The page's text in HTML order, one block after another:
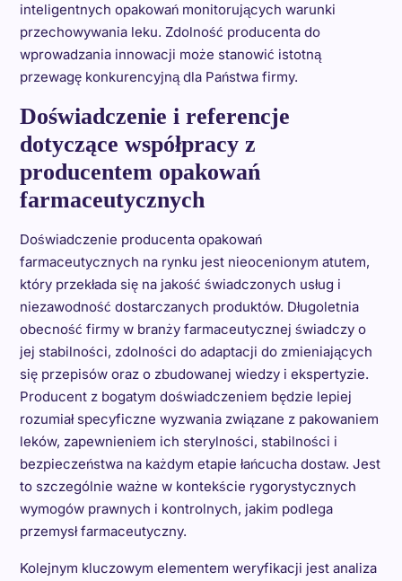
inteligentnych opakowań monitorujących warunki
przechowywania leku. Zdolność producenta do
wprowadzania innowacji może stanowić istotną
przewagę konkurencyjną dla Państwa firmy.
Doświadczenie i referencje
dotyczące współpracy z
producentem opakowań
farmaceutycznych
Doświadczenie producenta opakowań
farmaceutycznych na rynku jest nieocenionym atutem,
który przekłada się na jakość świadczonych usług i
niezawodność dostarczanych produktów. Długoletnia
obecność firmy w branży farmaceutycznej świadczy o
jej stabilności, zdolności do adaptacji do zmieniających
się przepisów oraz o zbudowanej wiedzy i ekspertyzie.
Producent z bogatym doświadczeniem będzie lepiej
rozumiał specyficzne wyzwania związane z pakowaniem
leków, zapewnieniem ich sterylności, stabilności i
bezpieczeństwa na każdym etapie łańcucha dostaw. Jest
to szczególnie ważne w kontekście rygorystycznych
wymogów prawnych i kontrolnych, jakim podlega
przemysł farmaceutyczny.
Kolejnym kluczowym elementem weryfikacji jest analiza